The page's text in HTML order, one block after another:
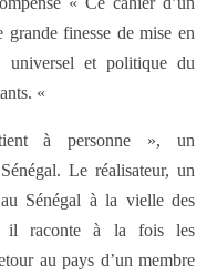
finesse de mise en
et politique du
«
à personne », un
Le réalisateur, un
Sénégal à la vielle des
il raconte à la fois les
au pays d’un membre